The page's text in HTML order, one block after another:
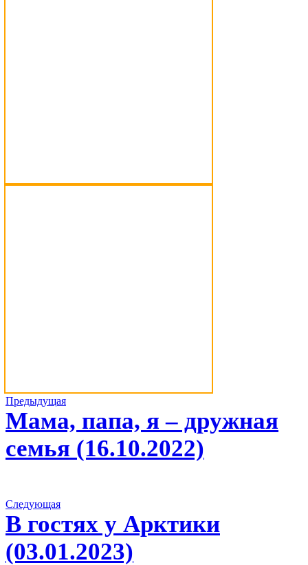
Навигация
по
ПредыдущаяПредыдущий
Мама, папа, я – дружная
семья (16.10.2022)
СледующаяСледующий
В гостях у Арктики
(03.01.2023)